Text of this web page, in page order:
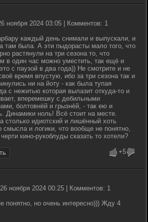
ноября 2024 03:05 | Комментов: 1
каждый день снимали и выпускали, и
там была. А эти пыдорасты мало того, что
растянули на три сезона то, что
в один час можно уместить, так ещё и
с паузой в два года)) Не смотрите и не
время впустую, ибо за три сезона так и
ни на йоту - как была тупая
с нежитью которая вылазит откуда-то и
вперемешку с дебильными
болтовнёй и грызнёй, - так ею и
Динамики ноль! Всё стоит на месте.
столько идиотский и лишённый хоть
смысла и логики, что вообще не понятно,
кино-рукоблуды сказать то хотели?
+5
26 ноября 2024 00:25 | Комментов: 1
понятно, но очень интересно))) Жду 4